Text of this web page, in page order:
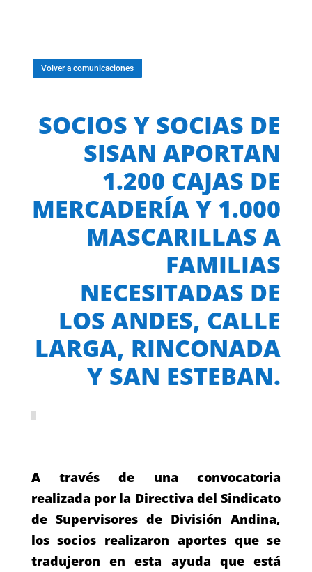
Volver a comunicaciones
SOCIOS Y SOCIAS DE
SISAN APORTAN
1.200 CAJAS DE
MERCADERÍA Y 1.000
MASCARILLAS A
FAMILIAS
NECESITADAS DE
LOS ANDES, CALLE
LARGA, RINCONADA
Y SAN ESTEBAN.
A través de una convocatoria
realizada por la Directiva del Sindicato
de Supervisores de División Andina,
los socios realizaron aportes que se
tradujeron en esta ayuda que está